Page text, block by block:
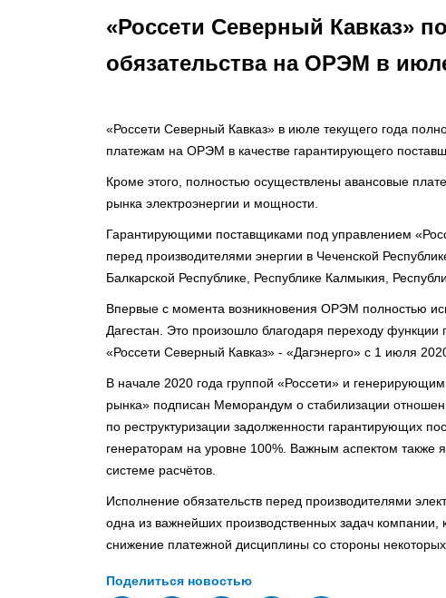
«Россети Северный Кавказ»
обязательства на ОРЭМ в
«Россети Северный Кавказ» в июле текущего года
платежам на ОРЭМ в качестве гарантирующего
Кроме этого, полностью осуществлены авансовые
рынка электроэнергии и мощности.
Гарантирующими поставщиками под управлением
перед производителями энергии в Чеченской
Балкарской Республике, Республике Калмыкия,
Впервые с момента возникновения ОРЭМ полностью
Дагестан. Это произошло благодаря переходу
«Россети Северный Кавказ» - «Дагэнерго» с 1 июля
В начале 2020 года группой «Россети» и
рынка» подписан Меморандум о стабилизации
по реструктуризации задолженности гарантирующих
генераторам на уровне 100%. Важным аспектом также
системе расчётов.
Исполнение обязательств перед производителями
одна из важнейших производственных задач
снижение платежной дисциплины со стороны
Поделиться новостью